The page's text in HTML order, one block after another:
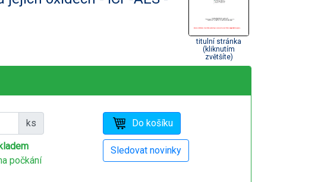
titulní stránka
(kliknutím
zvětšíte)
ks
počkání